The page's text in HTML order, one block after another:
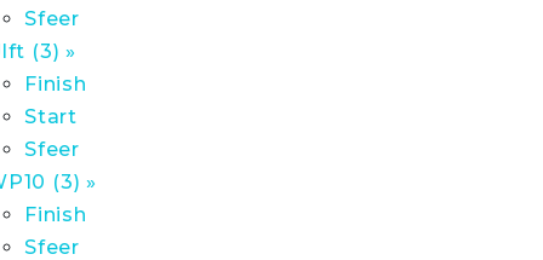
Sfeer
(3) »
Finish
Start
Sfeer
(3) »
Finish
Sfeer